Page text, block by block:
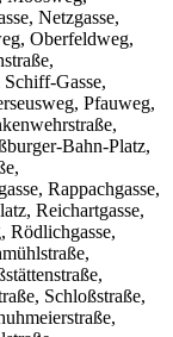
Netzgasse,
Oberfeldweg,
Schiff-Gasse,
Pfauweg,
Bahn-Platz,
Rappachgasse,
Reichartgasse,
Rödlichgasse,
Schloßstraße,